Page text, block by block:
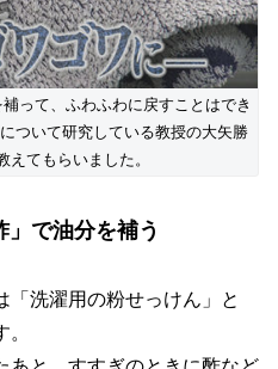
って、ふわふわに戻すことはでき
ついて研究している教授の大矢勝
えてもらいました。
」で油分を補う
「洗濯用の粉せっけん」と